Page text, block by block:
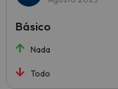
Nada
Todo
Básico